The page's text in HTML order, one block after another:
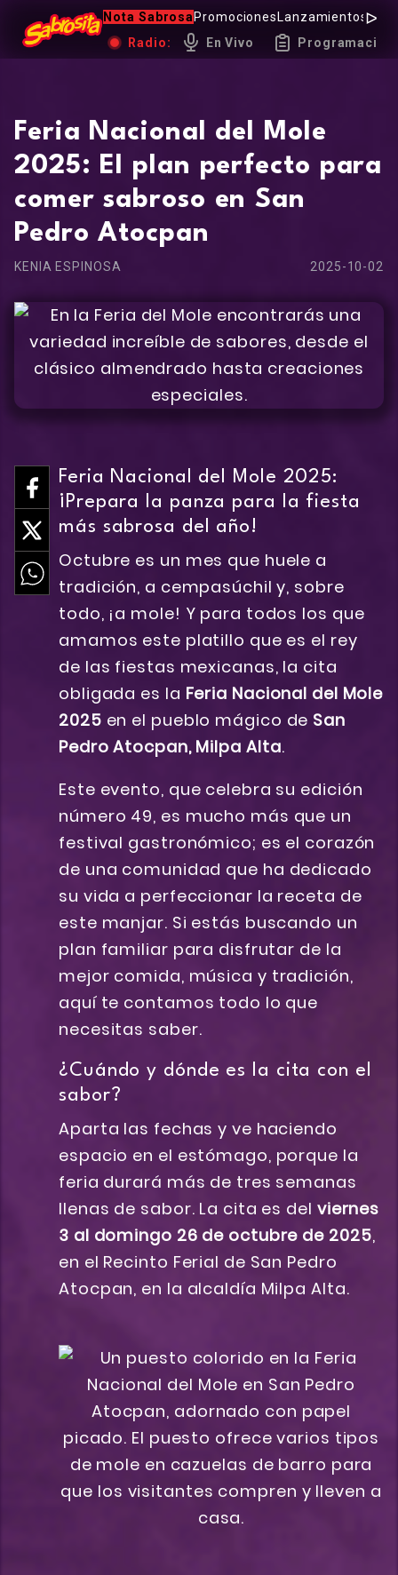
Nota Sabrosa Promociones LanzamientosHot
Radio:
En Vivo Programación
Feria Nacional del Mole
2025: El plan perfecto para
comer sabroso en San
Pedro Atocpan
KENIA ESPINOSA 2025-10-02
Feria Nacional del Mole 2025:
¡Prepara la panza para la fiesta
más sabrosa del año!
Octubre es un mes que huele a
tradición, a cempasúchil y, sobre
todo, ¡a mole! Y para todos los que
amamos este platillo que es el rey
de las fiestas mexicanas, la cita
obligada es la Feria Nacional del Mole
2025 en el pueblo mágico de San
Pedro Atocpan, Milpa Alta.
Este evento, que celebra su edición
número 49, es mucho más que un
festival gastronómico; es el corazón
de una comunidad que ha dedicado
su vida a perfeccionar la receta de
este manjar. Si estás buscando un
plan familiar para disfrutar de la
mejor comida, música y tradición,
aquí te contamos todo lo que
necesitas saber.
¿Cuándo y dónde es la cita con el
sabor?
Aparta las fechas y ve haciendo
espacio en el estómago, porque la
feria durará más de tres semanas
llenas de sabor. La cita es del viernes
3 al domingo 26 de octubre de 2025,
en el Recinto Ferial de San Pedro
Atocpan, en la alcaldía Milpa Alta.